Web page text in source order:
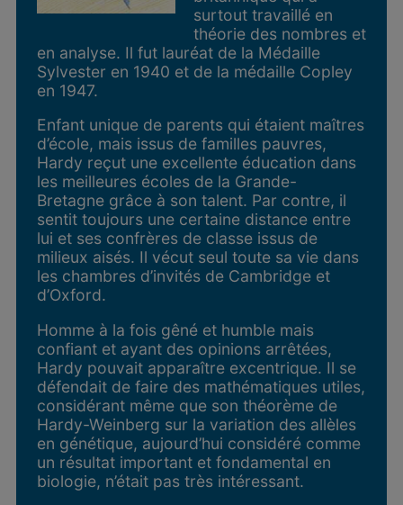
surtout travaillé en
théorie des nombres et
en analyse. Il fut lauréat de la Médaille
Sylvester en 1940 et de la médaille Copley
en 1947.
Enfant unique de parents qui étaient maîtres
d’école, mais issus de familles pauvres,
Hardy reçut une excellente éducation dans
les meilleures écoles de la Grande-
Bretagne grâce à son talent. Par contre, il
sentit toujours une certaine distance entre
lui et ses confrères de classe issus de
milieux aisés. Il vécut seul toute sa vie dans
les chambres d’invités de Cambridge et
d’Oxford.
Homme à la fois gêné et humble mais
confiant et ayant des opinions arrêtées,
Hardy pouvait apparaître excentrique. Il se
défendait de faire des mathématiques utiles,
considérant même que son théorème de
Hardy-Weinberg sur la variation des allèles
en génétique, aujourd’hui considéré comme
un résultat important et fondamental en
biologie, n’était pas très intéressant.